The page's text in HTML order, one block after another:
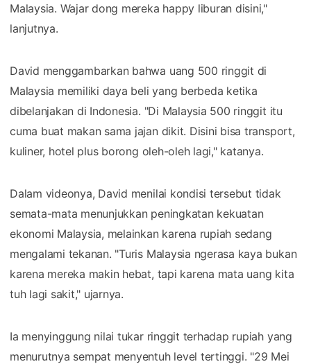
Malaysia. Wajar dong mereka happy liburan disini,"
lanjutnya.
David menggambarkan bahwa uang 500 ringgit di
Malaysia memiliki daya beli yang berbeda ketika
dibelanjakan di Indonesia. "Di Malaysia 500 ringgit itu
cuma buat makan sama jajan dikit. Disini bisa transport,
kuliner, hotel plus borong oleh-oleh lagi," katanya.
Dalam videonya, David menilai kondisi tersebut tidak
semata-mata menunjukkan peningkatan kekuatan
ekonomi Malaysia, melainkan karena rupiah sedang
mengalami tekanan. "Turis Malaysia ngerasa kaya bukan
karena mereka makin hebat, tapi karena mata uang kita
tuh lagi sakit," ujarnya.
Ia menyinggung nilai tukar ringgit terhadap rupiah yang
menurutnya sempat menyentuh level tertinggi. "29 Mei